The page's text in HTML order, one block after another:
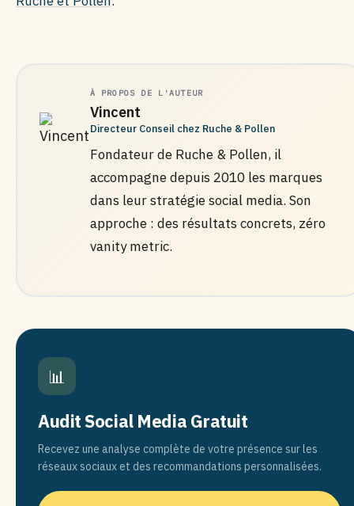
À PROPOS DE L'AUTEUR
Vincent
Directeur Conseil chez Ruche & Pollen
Fondateur de Ruche & Pollen, il
accompagne depuis 2010 les marques
dans leur stratégie social media. Son
approche : des résultats concrets, zéro
vanity metric.
📊
Audit Social Media Gratuit
Recevez une analyse complète de votre présence sur les
réseaux sociaux et des recommandations personnalisées.